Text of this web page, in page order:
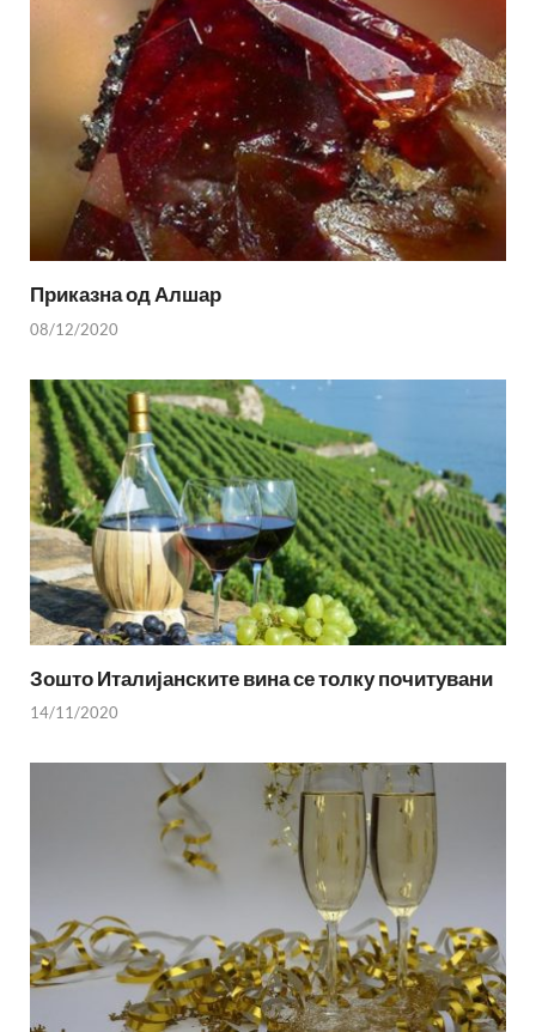
Приказна од Алшар
08/12/2020
Зошто Италијанските вина се толку почитувани
14/11/2020